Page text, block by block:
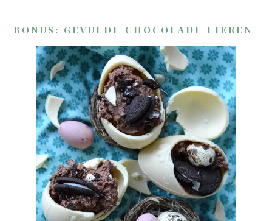
BONUS: GEVULDE CHOCOLADE EIEREN